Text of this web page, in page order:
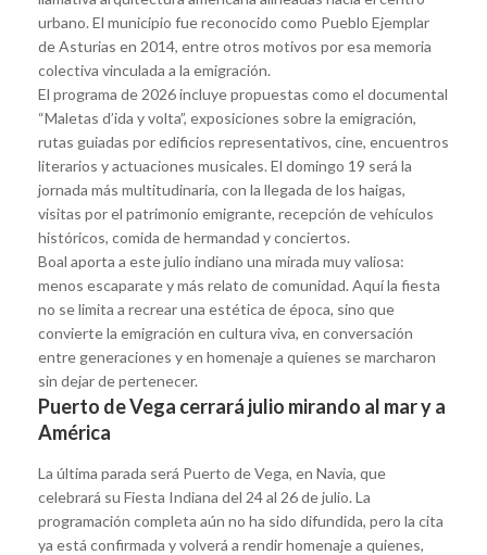
urbano. El municipio fue reconocido como Pueblo Ejemplar
de Asturias en 2014, entre otros motivos por esa memoria
colectiva vinculada a la emigración.
El programa de 2026 incluye propuestas como el documental
“Maletas d’ida y volta”, exposiciones sobre la emigración,
rutas guiadas por edificios representativos, cine, encuentros
literarios y actuaciones musicales. El domingo 19 será la
jornada más multitudinaria, con la llegada de los haigas,
visitas por el patrimonio emigrante, recepción de vehículos
históricos, comida de hermandad y conciertos.
Boal aporta a este julio indiano una mirada muy valiosa:
menos escaparate y más relato de comunidad. Aquí la fiesta
no se limita a recrear una estética de época, sino que
convierte la emigración en cultura viva, en conversación
entre generaciones y en homenaje a quienes se marcharon
sin dejar de pertenecer.
Puerto de Vega cerrará julio mirando al mar y a
América
La última parada será Puerto de Vega, en Navia, que
celebrará su Fiesta Indiana del 24 al 26 de julio. La
programación completa aún no ha sido difundida, pero la cita
ya está confirmada y volverá a rendir homenaje a quienes,